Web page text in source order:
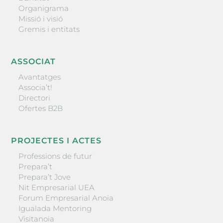
Organigrama
Missió i visió
Gremis i entitats
ASSOCIAT
Avantatges
Associa’t!
Directori
Ofertes B2B
PROJECTES I ACTES
Professions de futur
Prepara’t
Prepara’t Jove
Nit Empresarial UEA
Forum Empresarial Anoia
Igualada Mentoring
Visitanoia